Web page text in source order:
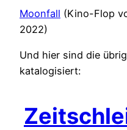
Moonfall (Kino-Flop
2022)
Und hier sind die
katalogisiert: